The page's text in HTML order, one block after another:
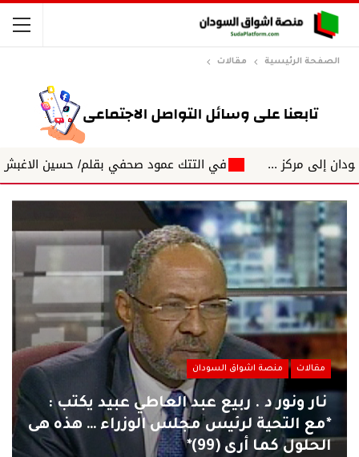
الصفحة الرئيسية مقالات
... في التتك عمود صحفي بقلم/ حسين الاغبش التكتلات
مقالات منصة اشواق السودان
نار ونور د . ربيع عبد العاطي عبيد يكتب :
*مع التحية لرئيس مجلس الوزراء … هذه هى
الحلول كما أرى (99)*